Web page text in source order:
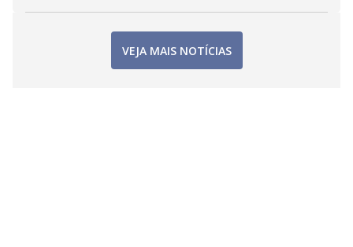
VEJA MAIS NOTÍCIAS